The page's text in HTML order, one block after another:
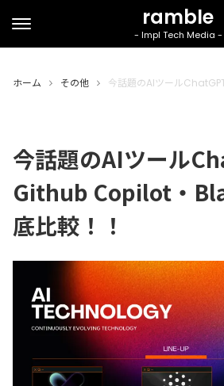
ホーム その他 今話題のAIツールChatGPT・
今話題のAIツール
Github Copilot・
底比較！！